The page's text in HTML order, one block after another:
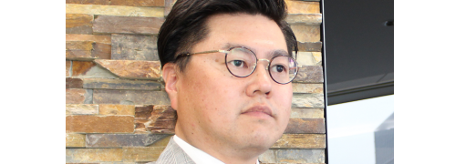
経営支援サ
アンバサダ
M&Aコン
事業本部理念
会社概要
03-6281-9596